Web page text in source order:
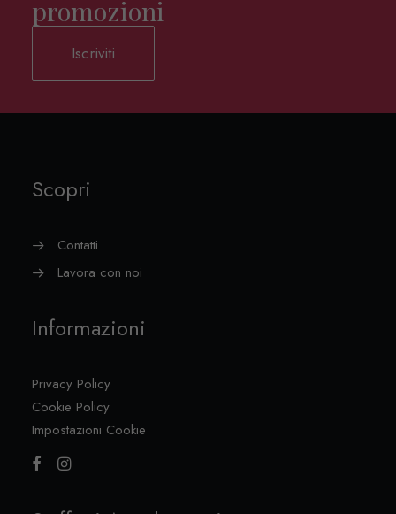
promozioni
Iscriviti
Scopri
Contatti
Lavora con noi
Informazioni
Privacy Policy
Cookie Policy
Impostazioni Cookie